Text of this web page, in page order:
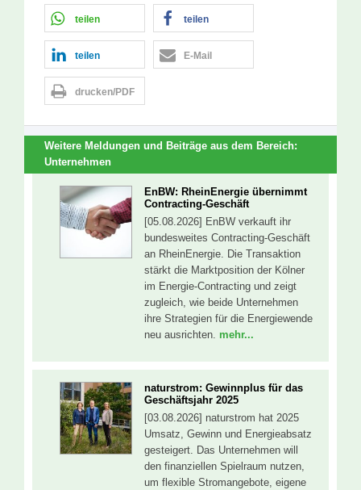
teilen teilen
teilen E-Mail
drucken/PDF
Weitere Meldungen und Beiträge aus dem Bereich:
Unternehmen
EnBW: RheinEnergie übernimmt
Contracting-Geschäft
[05.08.2026] EnBW verkauft ihr
bundesweites Contracting-Geschäft
an RheinEnergie. Die Transaktion
stärkt die Marktposition der Kölner
im Energie-Contracting und zeigt
zugleich, wie beide Unternehmen
ihre Strategien für die Energiewende
neu ausrichten. mehr...
naturstrom: Gewinnplus für das
Geschäftsjahr 2025
[03.08.2026] naturstrom hat 2025
Umsatz, Gewinn und Energieabsatz
gesteigert. Das Unternehmen will
den finanziellen Spielraum nutzen,
um flexible Stromangebote, eigene